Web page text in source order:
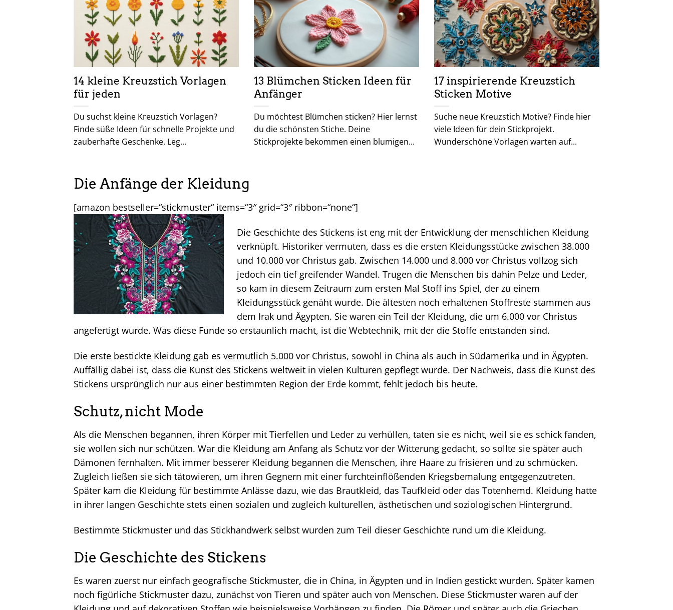
14 kleine Kreuzstich Vorlagen
für jeden
Du suchst kleine Kreuzstich Vorlagen?
Finde süße Ideen für schnelle Projekte und
zauberhafte Geschenke. Leg...
13 Blümchen Sticken Ideen für
Anfänger
Du möchtest Blümchen sticken? Hier lernst
du die schönsten Stiche. Deine
Stickprojekte bekommen einen blumigen...
17 inspirierende Kreuzstich
Sticken Motive
Suche neue Kreuzstich Motive? Finde hier
viele Ideen für dein Stickprojekt.
Wunderschöne Vorlagen warten auf...
Die Anfänge der Kleidung
[amazon bestseller=“stickmuster“ items=“3″ grid=“3″ ribbon=“none“]
Die Geschichte des Stickens ist eng mit der Entwicklung der menschlichen Kleidung
verknüpft. Historiker vermuten, dass es die ersten Kleidungsstücke zwischen 38.000
und 10.000 vor Christus gab. Zwischen 14.000 und 8.000 vor Christus vollzog sich
jedoch ein tief greifender Wandel. Trugen die Menschen bis dahin Pelze und Leder,
so kam in diesem Zeitraum zum ersten Mal Stoff ins Spiel, der zu einem
Kleidungsstück genäht wurde. Die ältesten noch erhaltenen Stoffreste stammen aus
dem Irak und Ägypten. Sie waren ein Teil der Kleidung, die um 6.000 vor Christus
angefertigt wurde. Was diese Funde so erstaunlich macht, ist die Webtechnik, mit der die Stoffe entstanden sind.
Die erste bestickte Kleidung gab es vermutlich 5.000 vor Christus, sowohl in China als auch in Südamerika und in Ägypten.
Auffällig dabei ist, dass die Kunst des Stickens weltweit in vielen Kulturen gepflegt wurde. Der Nachweis, dass die Kunst des
Stickens ursprünglich nur aus einer bestimmten Region der Erde kommt, fehlt jedoch bis heute.
Schutz, nicht Mode
Als die Menschen begannen, ihren Körper mit Tierfellen und Leder zu verhüllen, taten sie es nicht, weil sie es schick fanden,
sie wollen sich nur schützen. War die Kleidung am Anfang als Schutz vor der Witterung gedacht, so sollte sie später auch
Dämonen fernhalten. Mit immer besserer Kleidung begannen die Menschen, ihre Haare zu frisieren und zu schmücken.
Zugleich ließen sie sich tätowieren, um ihren Gegnern mit einer furchteinflößenden Kriegsbemalung entgegenzutreten.
Später kam die Kleidung für bestimmte Anlässe dazu, wie das Brautkleid, das Taufkleid oder das Totenhemd. Kleidung hatte
in ihrer langen Geschichte stets einen sozialen und zugleich kulturellen, ästhetischen und soziologischen Hintergrund.
Bestimmte Stickmuster und das Stickhandwerk selbst wurden zum Teil dieser Geschichte rund um die Kleidung.
Die Geschichte des Stickens
Es waren zuerst nur einfach geografische Stickmuster, die in China, in Ägypten und in Indien gestickt wurden. Später kamen
noch figürliche Stickmuster dazu, zunächst von Tieren und später auch von Menschen. Diese Stickmuster waren auf der